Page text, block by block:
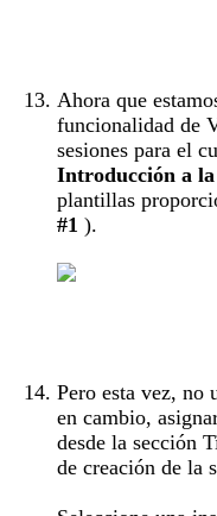
Ahora que
funcionalidad de
sesiones para el
Introducción a la
plantillas
#1 ).
Pero esta vez, no
en cambio,
desde la sección
de creación de la